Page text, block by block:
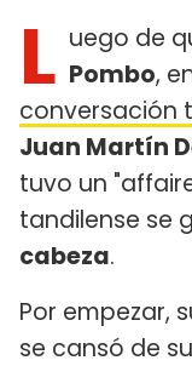
L uego de
Pombo,
conversación
Juan Martín
tuvo un
tandilense se
cabeza.
Por empezar,
se cansó de